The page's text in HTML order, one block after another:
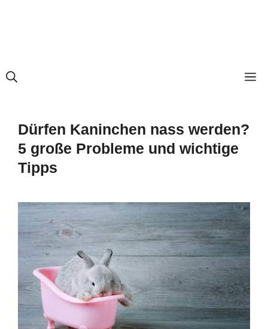
Dürfen Kaninchen nass werden?
5 große Probleme und wichtige
Tipps